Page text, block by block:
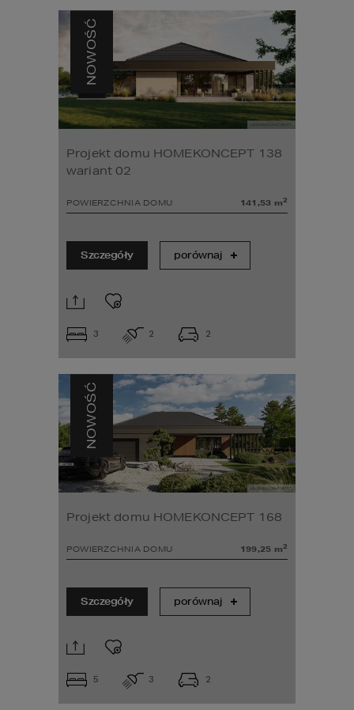
NOWOŚĆ
Projekt domu HOMEKONCEPT 138
wariant 02
POWIERZCHNIA DOMU 141,53 m2
3 2 2
Szczegóły porównaj
NOWOŚĆ
Projekt domu HOMEKONCEPT 168
POWIERZCHNIA DOMU 199,25 m2
5 3 2
Szczegóły porównaj